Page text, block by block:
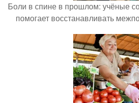
Боли в спине в прошлом: учёные
помогает восстанавливать